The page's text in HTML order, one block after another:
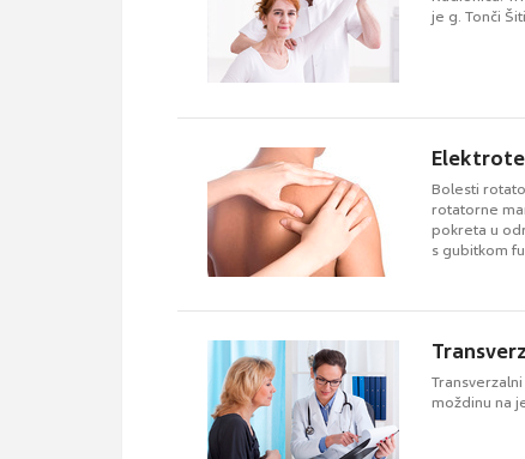
je g. Tonči
Bolesti
rotatorne
pokreta u
s gubitkom
moždinu na